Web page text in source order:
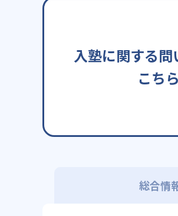
入塾に関する
こちら
総合情